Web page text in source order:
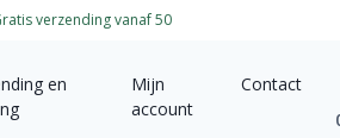
verzending vanaf 50
en
Mijn
account
Contact